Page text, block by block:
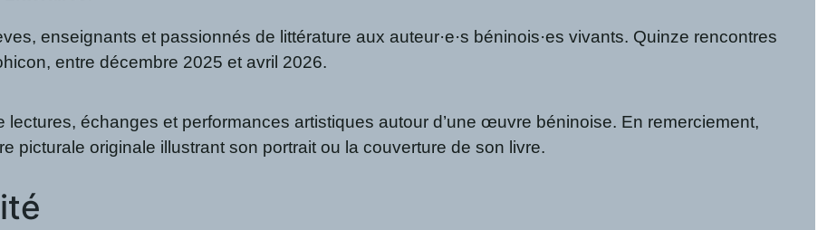
enseignants et passionnés de littérature aux auteur·e·s béninois·es vivants. Quinze rencontres
entre décembre 2025 et avril 2026.
échanges et performances artistiques autour d’une œuvre béninoise. En remerciement,
picturale originale illustrant son portrait ou la couverture de son livre.